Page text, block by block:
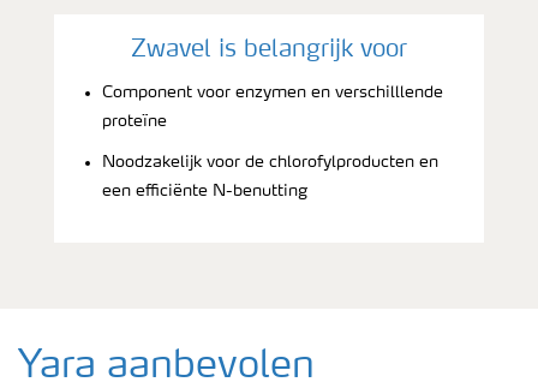
Zwavel is belangrijk voor
Component voor enzymen en verschilllende
proteïne
Noodzakelijk voor de chlorofylproducten en
een efficiënte N-benutting
Yara aanbevolen